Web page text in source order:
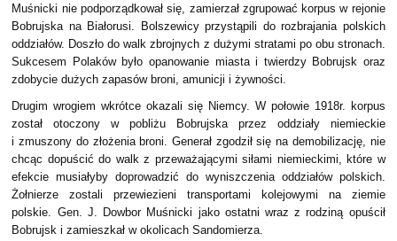
Muśnicki nie podporządkował się, zamierzał zgrupować korpus w rejonie
Bobrujska na Białorusi. Bolszewicy przystąpili do rozbrajania polskich
oddziałów. Doszło do walk zbrojnych z dużymi stratami po obu stronach.
Sukcesem Polaków było opanowanie miasta i twierdzy Bobrujsk oraz
zdobycie dużych zapasów broni, amunicji i żywności.
Drugim wrogiem wkrótce okazali się Niemcy. W połowie 1918r. korpus
został otoczony w pobliżu Bobrujska przez oddziały niemieckie
i zmuszony do złożenia broni. Generał zgodził się na demobilizację, nie
chcąc dopuścić do walk z przeważającymi siłami niemieckimi, które w
efekcie musiałyby doprowadzić do wyniszczenia oddziałów polskich.
Żołnierze zostali przewiezieni transportami kolejowymi na ziemie
polskie. Gen. J. Dowbor Muśnicki jako ostatni wraz z rodziną opuścił
Bobrujsk i zamieszkał w okolicach Sandomierza.